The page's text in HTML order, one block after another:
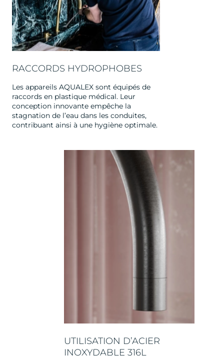
RACCORDS HYDROPHOBES
Les appareils AQUALEX sont équipés de
raccords en plastique médical. Leur
conception innovante empêche la
stagnation de l’eau dans les conduites,
contribuant ainsi à une hygiène optimale.
UTILISATION D’ACIER
INOXYDABLE 316L